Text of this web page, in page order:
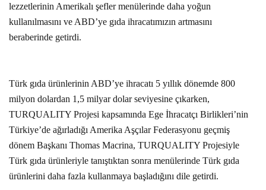
lezzetlerinin Amerikalı şefler menülerinde daha yoğun
kullanılmasını ve ABD’ye gıda ihracatımızın artmasını
beraberinde getirdi.
Türk gıda ürünlerinin ABD’ye ihracatı 5 yıllık dönemde 800
milyon dolardan 1,5 milyar dolar seviyesine çıkarken,
TURQUALITY Projesi kapsamında Ege İhracatçı Birlikleri’nin
Türkiye’de ağırladığı Amerika Aşçılar Federasyonu geçmiş
dönem Başkanı Thomas Macrina, TURQUALITY Projesiyle
Türk gıda ürünleriyle tanıştıktan sonra menülerinde Türk gıda
ürünlerini daha fazla kullanmaya başladığını dile getirdi.